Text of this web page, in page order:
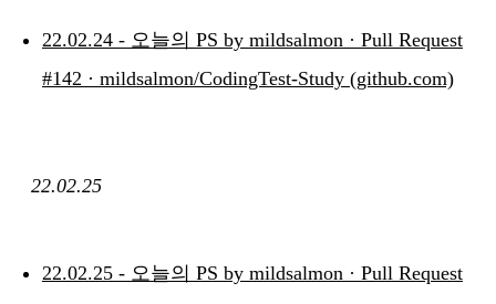
22.02.24 - 오늘의 PS by mildsalmon · Pull Request
#142 · mildsalmon/CodingTest-Study (github.com)
22.02.25
22.02.25 - 오늘의 PS by mildsalmon · Pull Request